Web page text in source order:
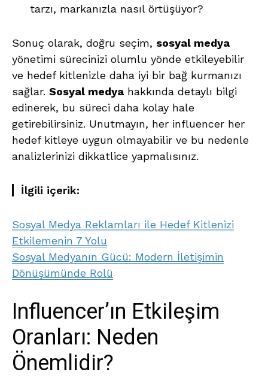
tarzı, markanızla nasıl örtüşüyor?
Sonuç olarak, doğru seçim, sosyal medya
yönetimi sürecinizi olumlu yönde etkileyebilir
ve hedef kitlenizle daha iyi bir bağ kurmanızı
sağlar. Sosyal medya hakkında detaylı bilgi
edinerek, bu süreci daha kolay hale
getirebilirsiniz. Unutmayın, her influencer her
hedef kitleye uygun olmayabilir ve bu nedenle
analizlerinizi dikkatlice yapmalısınız.
İlgili içerik:
Sosyal Medya Reklamları ile Hedef Kitlenizi
Etkilemenin 7 Yolu
Sosyal Medyanın Gücü: Modern İletişimin
Dönüşümünde Rolü
Influencer’ın Etkileşim
Oranları: Neden
Önemlidir?